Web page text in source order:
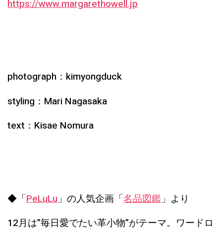
https://www.margarethowell.jp
photograph：kimyongduck
styling：Mari Nagasaka
text：Kisae Nomura
◆「PeLuLu」の人気企画「名品図鑑」より
12月は”毎日愛でたい革小物”がテーマ。ワードロ